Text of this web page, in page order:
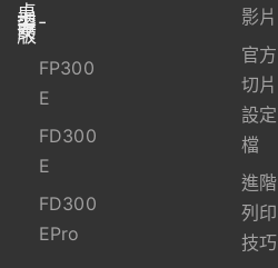
桌
上
型-
資
安
版
FP300
E
FD300
E
FD300
EPro
影片
官方
切片
設定
檔
進階
列印
技巧